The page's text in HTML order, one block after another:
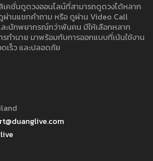
คชั่นดูดวงออนไลน์ที่สามารถดูดวงได้หลาก
ผ่านแชทคำถาม หรือ ดูผ่าน Video Call
ะนักพยากรณ์กว่าพันคน มีให้เลือกหลาก
ทำนาย มาพร้อมกับการออกแบบที่เน้นใช้งาน
เร็ว และปลอดภัย